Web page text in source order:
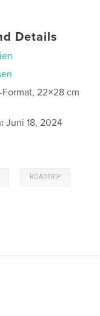
Details
Format, 22×28 cm
Juni 18, 2024
ROADTRIP